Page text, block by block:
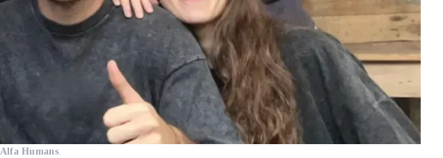
Alfa Humans.